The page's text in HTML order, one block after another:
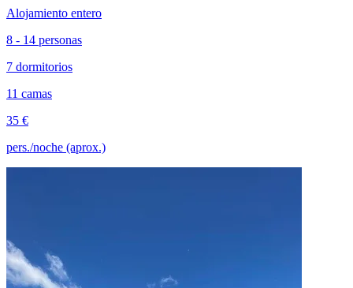
Alojamiento entero
8 - 14 personas
7 dormitorios
11 camas
35 €
pers./noche (aprox.)